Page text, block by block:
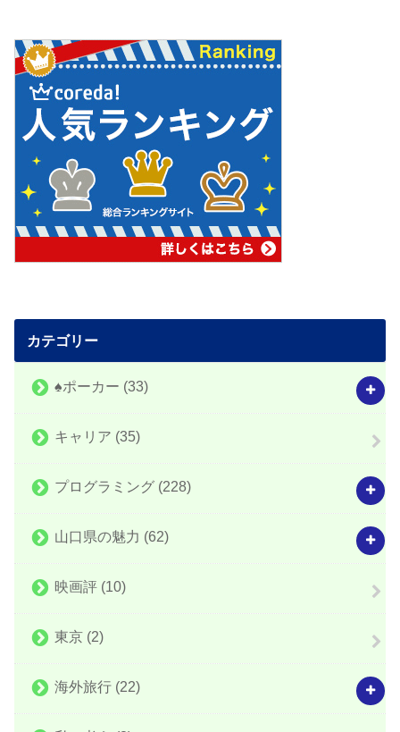
カテゴリー
♠️ポーカー (33)
キャリア (35)
プログラミング (228)
山口県の魅力 (62)
映画評 (10)
東京 (2)
海外旅行 (22)